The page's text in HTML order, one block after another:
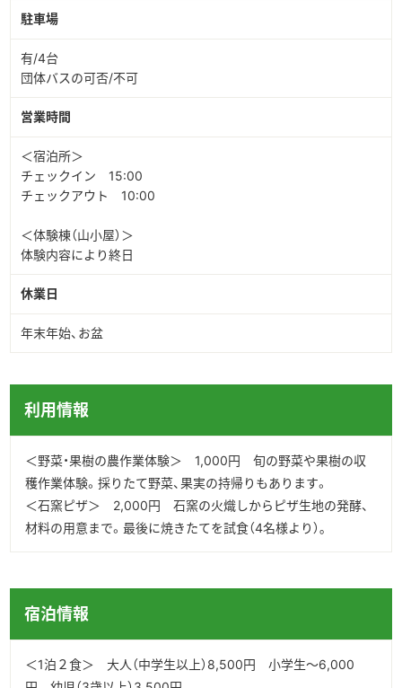
駐車場
有/4台
団体バスの可否/不可
営業時間
＜宿泊所＞
チェックイン 15:00
チェックアウト 10:00
＜体験棟（山小屋）＞
体験内容により終日
休業日
年末年始、お盆
利用情報
＜野菜・果樹の農作業体験＞ 1,000円 旬の野菜や果樹の収
穫作業体験。採りたて野菜、果実の持帰りもあります。
＜石窯ピザ＞ 2,000円 石窯の火熾しからピザ生地の発酵、
材料の用意まで。最後に焼きたてを試食（4名様より）｡
宿泊情報
＜1泊２食＞ 大人（中学生以上）8,500円 小学生～6,000